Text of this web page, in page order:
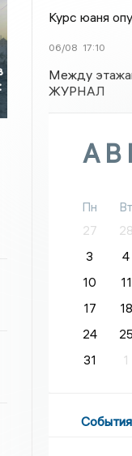
Курс юаня
06/08 17:10
Между
ЖУРНАЛ
Пн Вт
27
28
3
4
10
11
17
18
24
25
31
1
События